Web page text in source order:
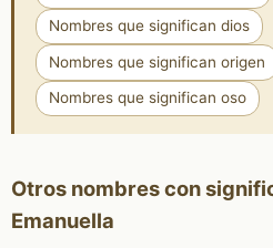
Nombres que significan dios
Nombres que significan origen
Nombres que significan oso
Otros nombres con
Emanuella